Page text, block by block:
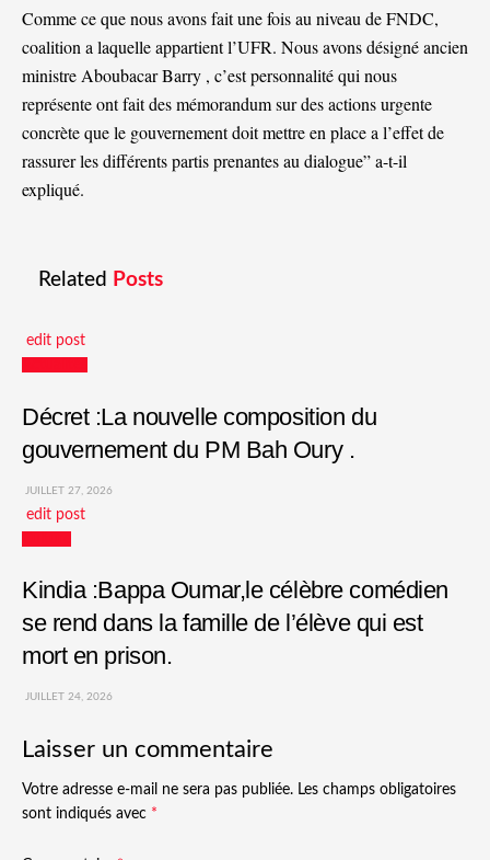
Comme ce que nous avons fait une fois au niveau de FNDC,
coalition a laquelle appartient l’UFR. Nous avons désigné ancien
ministre Aboubacar Barry , c’est personnalité qui nous
représente ont fait des mémorandum sur des actions urgente
concrète que le gouvernement doit mettre en place a l’effet de
rassurer les différents partis prenantes au dialogue” a-t-il
expliqué.
Related Posts
edit post
Décret :La nouvelle composition du
gouvernement du PM Bah Oury .
JUILLET 27, 2026
edit post
Kindia :Bappa Oumar,le célèbre comédien
se rend dans la famille de l’élève qui est
mort en prison.
JUILLET 24, 2026
Laisser un commentaire
Votre adresse e-mail ne sera pas publiée. Les champs obligatoires
sont indiqués avec *